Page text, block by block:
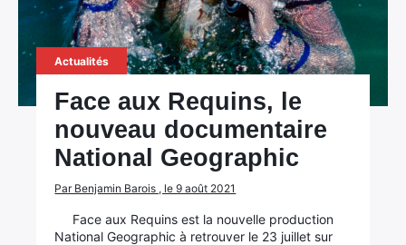
Actualités
Face aux Requins, le
nouveau documentaire
National Geographic
Par Benjamin Barois , le 9 août 2021
Face aux Requins est la nouvelle production
National Geographic à retrouver le 23 juillet sur